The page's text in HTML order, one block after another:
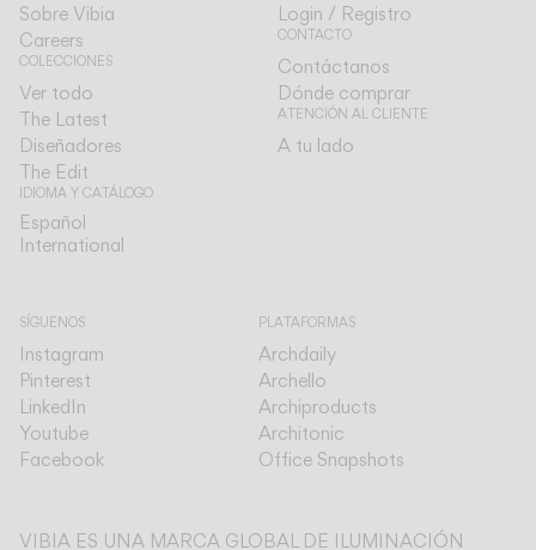
Sobre Vibia
Careers
COLECCIONES
Ver todo
The Latest
Diseñadores
The Edit
IDIOMA Y CATÁLOGO
Español
International
Login / Registro
CONTACTO
Contáctanos
Dónde comprar
ATENCIÓN AL CLIENTE
A tu lado
SÍGUENOS
Instagram
Pinterest
LinkedIn
Youtube
Facebook
PLATAFORMAS
Archdaily
Archello
Archiproducts
Architonic
Office Snapshots
VIBIA ES UNA MARCA GLOBAL DE ILUMINACIÓN